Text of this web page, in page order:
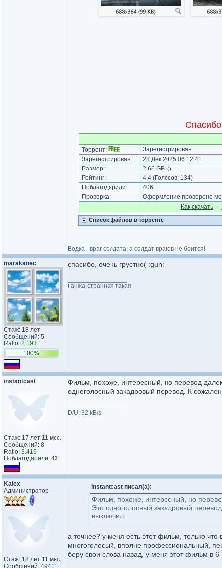
Торрент:
Зарегистрирован
Зарегистрирован:
28 Дек 2025 06:12:41
Размер:
2.66 GB ()
Рейтинг: 4.4(Голосов: 134)
Поблагодарили:
406
Проверка:
Оформление проверено
Как cкачать·
Список файлов в торренте
Водка - враг солдата, а солдат врагов не боится!
marakanec
Стаж: 18 лет
Сообщений: 5
Ratio: 2.193
100%
спасибо, очень грустно( :gun:
Ганжа-странная такая
instantcast
Стаж: 17 лет 11 мес.
Сообщений: 8
Ratio: 3.419
Поблагодарили: 43
Фильм, похоже, интересный, но перевод
одноголосный закадровый перевод. К
D/U: 32 kB/s
Kalex
Администратор
Стаж: 18 лет 11 мес.
Сообщений: 49411
instantcast писал(а):
Фильм, похоже, интересный, но
Это одноголосный закадровый
выключил.
а точнее? у меня есть этот фильм, только
многоголосый, вполне профессиональный,
беру свои слова назад, у меня этот фильм в